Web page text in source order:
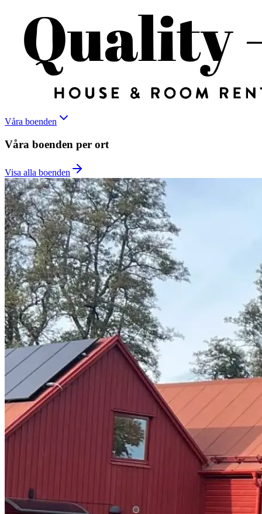
Våra boenden
Våra boenden per ort
Visa alla boenden